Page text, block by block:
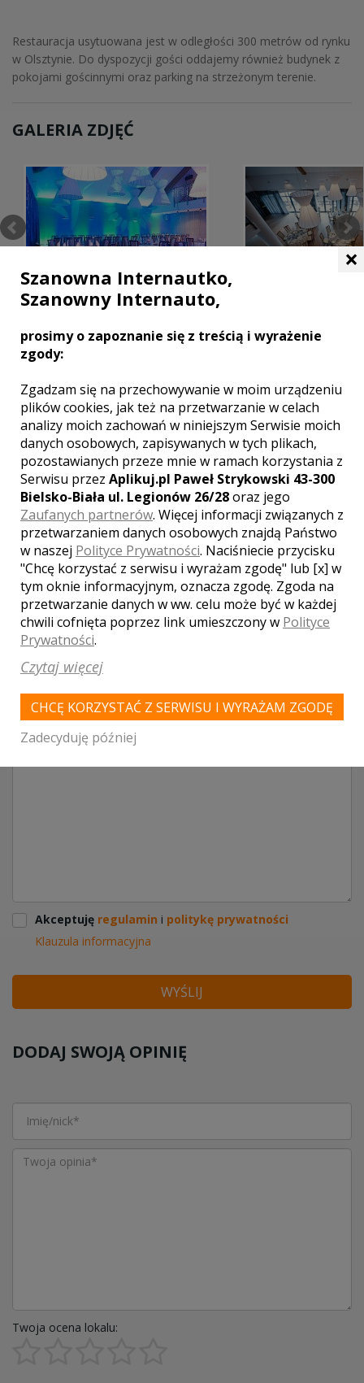
Restauracja usytuowana jest w odległości 300 metrów od rynku
w Olsztynie. Do dyspozycji gości oddajemy również budynek z
pokojami gościnnymi oraz parking na strzeżonym terenie.
GALERIA ZDJĘĆ
Wesele Częstochowa, Wesele Rędziny,Wesele
Kłobuck,Wesele Blachownia,Wesele Wręczyca Wielka,
Wesele Poraj,Wesele Koszęcin, Wesele Rzerzęczyce
Wesele Lubliniec,Wesele Żarki
SKONTAKTUJ SIĘ Z LOKALEM,
OTRZYMASZ WYJĄTKOWĄ OFERTĘ
Akceptuję regulamin i politykę prywatności
Klauzula informacyjna
WYŚLIJ
DODAJ SWOJĄ OPINIĘ
Twoja ocena lokalu:
×
Szanowna Internautko,
Szanowny Internauto,
prosimy o zapoznanie się z treścią i wyrażenie
zgody:
Zgadzam się na przechowywanie w moim urządzeniu
plików cookies, jak też na przetwarzanie w celach
analizy moich zachowań w niniejszym Serwisie moich
danych osobowych, zapisywanych w tych plikach,
pozostawianych przeze mnie w ramach korzystania z
Serwisu przez Aplikuj.pl Paweł Strykowski 43-300
Bielsko-Biała ul. Legionów 26/28oraz jego
Zaufanych partnerów. Więcej informacji związanych z
przetwarzaniem danych osobowych znajdą Państwo
w naszej Polityce Prywatności. Naciśniecie przycisku
"Chcę korzystać z serwisu i wyrażam zgodę" lub [x] w
tym oknie informacyjnym, oznacza zgodę. Zgoda na
przetwarzanie danych w ww. celu może być w każdej
chwili cofnięta poprzez link umieszczony w Polityce
Prywatności.
Czytaj więcej
CHCĘ KORZYSTAĆ Z SERWISU I WYRAŻAM ZGODĘ
Zadecyduję później